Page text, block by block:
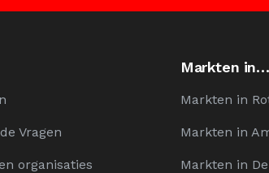
Vragen
organisaties
Markten in…
Markten in
Markten in
Markten in